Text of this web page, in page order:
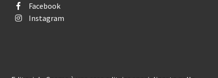
Facebook
Instagram